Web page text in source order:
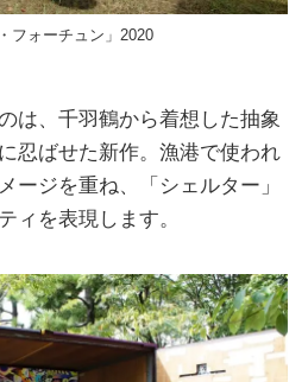
フォーチュン」2020
は、千羽鶴から着想した抽象
忍ばせた新作。漁港で使われ
ージを重ね、「シェルター」
ィを表現します。